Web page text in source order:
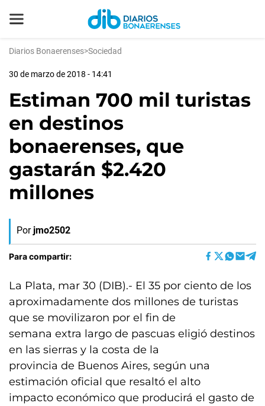
Diarios Bonaerenses>Sociedad
30 de marzo de 2018 - 14:41
Estiman 700 mil turistas
en destinos
bonaerenses, que
gastarán $2.420
millones
Por jmo2502
Para compartir:
La Plata, mar 30 (DIB).- El 35 por ciento de los
aproximadamente dos millones de turistas
que se movilizaron por el fin de
semana extra largo de pascuas eligió destinos
en las sierras y la costa de la
provincia de Buenos Aires, según una
estimación oficial que resaltó el alto
impacto económico que producirá el gasto de